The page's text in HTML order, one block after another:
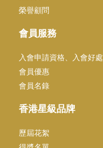
榮譽顧問
會員服務
入會申請資格、入會好處
會員優惠
會員名錄
香港星級品牌
歷屆花絮